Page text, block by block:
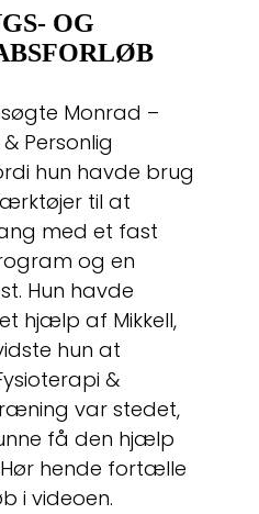
OG
Monrad –
Personlig
hun havde brug
til at
med et fast
og en
Hun havde
hjælp af Mikkell,
hun at
&
var stedet,
få den hjælp
hende fortælle
i videoen.